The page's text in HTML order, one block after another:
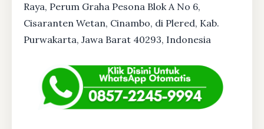
Raya, Perum Graha Pesona Blok A No 6,
Cisaranten Wetan, Cinambo, di Plered, Kab.
Purwakarta, Jawa Barat 40293, Indonesia